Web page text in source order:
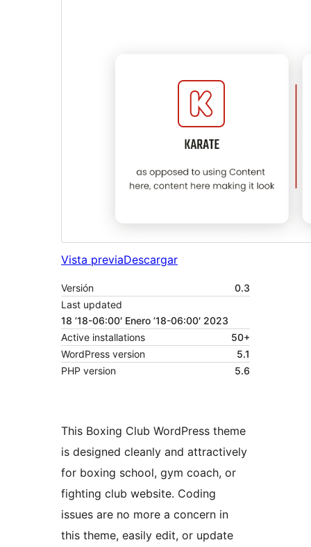
Vista previaDescargar
Versión
0.3
Last updated
18 ’18-06:00′ Enero ’18-06:00′ 2023
Active installations
50+
WordPress version
5.1
PHP version
5.6
This Boxing Club WordPress theme
is designed cleanly and attractively
for boxing school, gym coach, or
fighting club website. Coding
issues are no more a concern in
this theme, easily edit, or update